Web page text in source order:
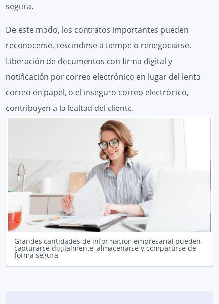
segura.
De este modo, los contratos importantes pueden
reconocerse, rescindirse a tiempo o renegociarse.
Liberación de documentos con firma digital y
notificación por correo electrónico en lugar del lento
correo en papel, o el inseguro correo electrónico,
contribuyen a la lealtad del cliente.
Grandes cantidades de información empresarial pueden
capturarse digitalmente, almacenarse y compartirse de
forma segura